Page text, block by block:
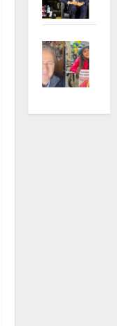
euro
apre